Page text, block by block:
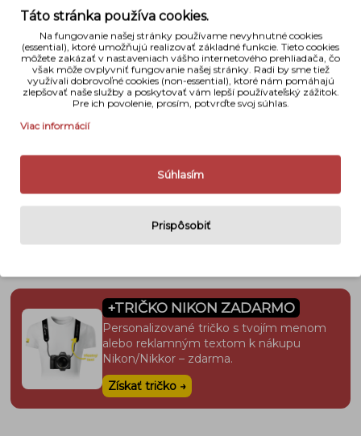
rozostreného pozadia, ktorý vytvára estetický a
profesionálny vzhľad vašich fotografií. Bez ohľadu na
to, či fotografujete krajinu, portrét, pouličnú
fotografiu alebo iné žánre, tento objektív Vám
poskytne vždy kvalitné výsledky.
+TRIČKO NIKON ZADARMO
Personalizované tričko s tvojím menom
alebo reklamným textom k nákupu
Nikon/Nikkor – zdarma.
Získať tričko →
Táto stránka používa cookies.
Na fungovanie našej stránky používame nevyhnutné cookies
(essential), ktoré umožňujú realizovať základné funkcie. Tieto cookies
môžete zakázať v nastaveniach vášho internetového prehliadača, čo
však môže ovplyvniť fungovanie našej stránky. Radi by sme tiež
využívali dobrovoľné cookies (non-essential), ktoré nám pomáhajú
zlepšovať naše služby a poskytovať vám lepší používateľský zážitok.
Pre ich povolenie, prosím, potvrďte svoj súhlas.
Viac informácií
Súhlasím
Prispôsobiť